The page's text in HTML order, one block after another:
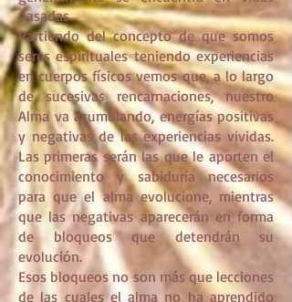
pasadas.
Partiendo del concepto de que somos
seres espirituales teniendo experiencias
en cuerpos físicos vemos que, a lo largo
de sucesivas rencarnaciones, nuestro
Alma va acumulando, energías positivas
y negativas de las experiencias vividas.
Las primeras serán las que le aporten el
conocimiento y sabiduría necesarios
para que el alma evolucione, mientras
que las negativas aparecerán en forma
de bloqueos que detendrán su
evolución.
Esos bloqueos no son más que lecciones
de las cuales el alma no ha aprendido